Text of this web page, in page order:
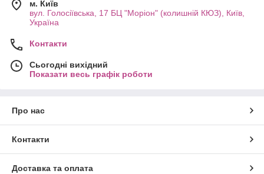
м. Київ
вул. Голосіївська, 17 БЦ "Моріон" (колишній КЮЗ), Київ,
Україна
Контакти
Сьогодні вихідний
Показати весь графік роботи
Про нас
Контакти
Доставка та оплата